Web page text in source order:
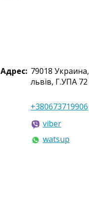
Адрес: 79018 Украина,
львів, Г.УПА 72
+380673719906
viber
watsup